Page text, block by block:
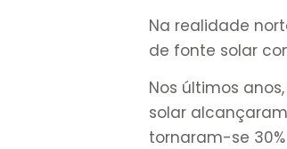
Na realidade
de fonte solar
Nos últimos
solar
tornaram-se